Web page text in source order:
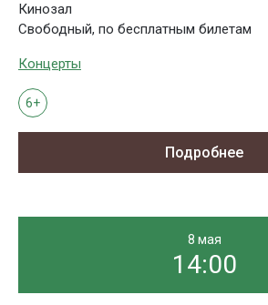
Кинозал
Свободный, по бесплатным билетам
Концерты
6+
Подробнее
8 мая
14:00